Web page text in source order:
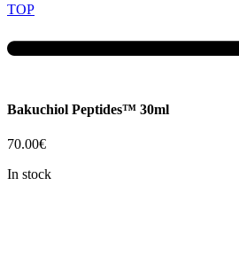
TOP
Bakuchiol Peptides™ 30ml
70.00€
In stock